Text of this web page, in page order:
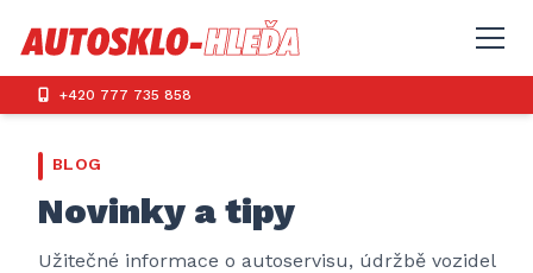
+420 777 735 858
BLOG
Novinky a tipy
Užitečné informace o autoservisu, údržbě vozidel